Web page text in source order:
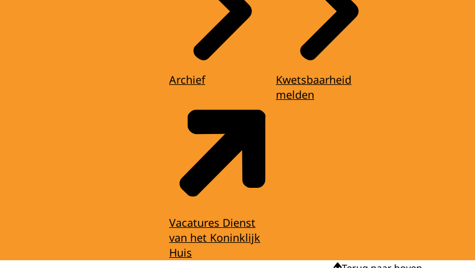
Archief
Vacatures Dienst
van het Koninklijk
Huis
Kwetsbaarheid
melden